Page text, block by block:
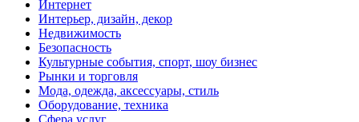
Интернет
Интерьер, дизайн, декор
Недвижимость
Безопасность
Культурные события, спорт, шоу бизнес
Рынки и торговля
Мода, одежда, аксессуары, стиль
Оборудование, техника
Сфера услуг